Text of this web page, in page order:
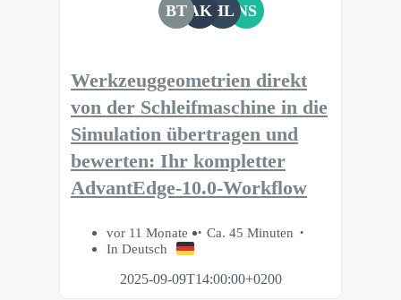
BT AK HL NS
Werkzeuggeometrien direkt
von der Schleifmaschine in die
Simulation übertragen und
bewerten: Ihr kompletter
AdvantEdge-10.0-Workflow
vor 11 Monate
Ca. 45 Minuten
In Deutsch
2025-09-09T14:00:00+0200